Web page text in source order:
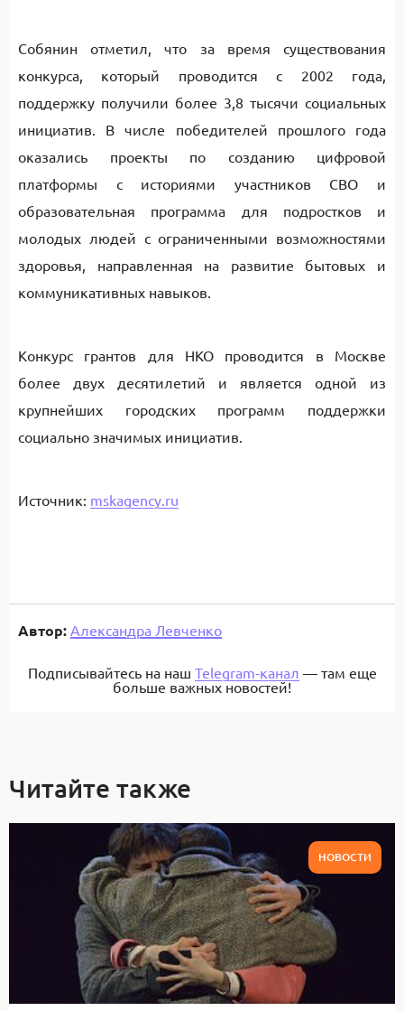
Собянин отметил, что за время существования
конкурса, который проводится с 2002 года,
поддержку получили более 3,8 тысячи социальных
инициатив. В числе победителей прошлого года
оказались проекты по созданию цифровой
платформы с историями участников СВО и
образовательная программа для подростков и
молодых людей с ограниченными возможностями
здоровья, направленная на развитие бытовых и
коммуникативных навыков.
Конкурс грантов для НКО проводится в Москве
более двух десятилетий и является одной из
крупнейших городских программ поддержки
социально значимых инициатив.
Источник: mskagency.ru
Автор: Александра Левченко
Подписывайтесь на наш Telegram-канал — там еще
больше важных новостей!
Читайте также
НОВОСТИ